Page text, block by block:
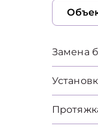
Замена